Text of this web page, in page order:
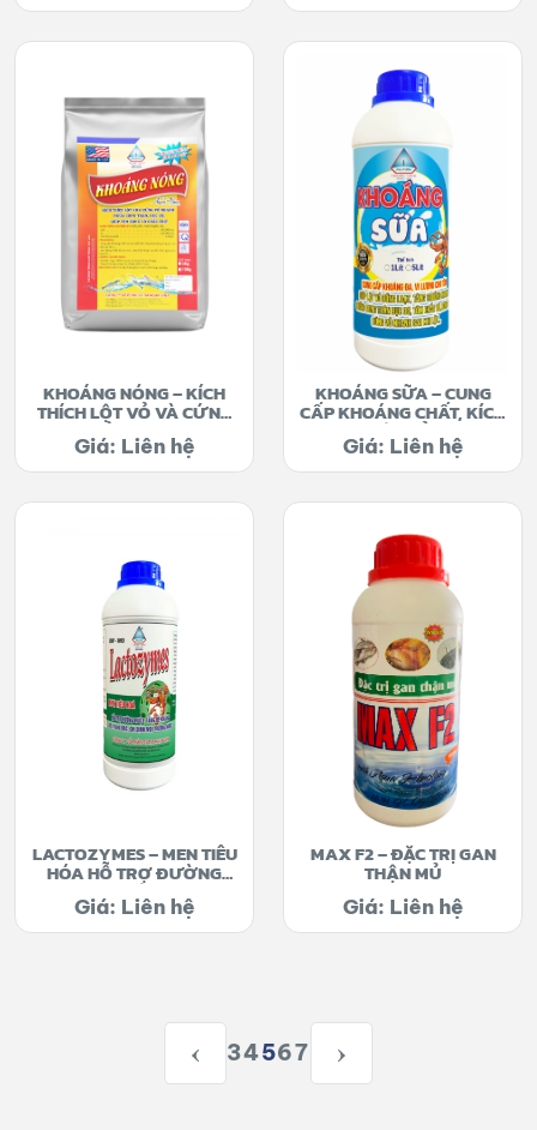
KHOÁNG NÓNG – KÍCH
THÍCH LỘT VỎ VÀ CỨNG
VỎ NHANH
Giá: Liên hệ
KHOÁNG SỮA – CUNG
CẤP KHOÁNG CHẤT, KÍCH
LỘT VỎ.
Giá: Liên hệ
LACTOZYMES – MEN TIÊU
HÓA HỖ TRỢ ĐƯỜNG
RUỘT
Giá: Liên hệ
MAX F2 – ĐẶC TRỊ GAN
THẬN MỦ
Giá: Liên hệ
34567